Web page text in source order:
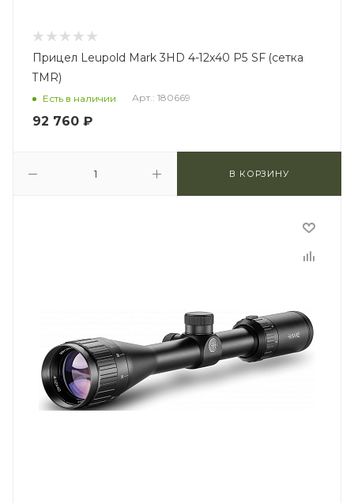
Прицел Leupold Mark 3HD 4-12x40 P5 SF (сетка
TMR)
Есть в наличии Арт.: 180669
92 760 ₽
В КОРЗИНУ